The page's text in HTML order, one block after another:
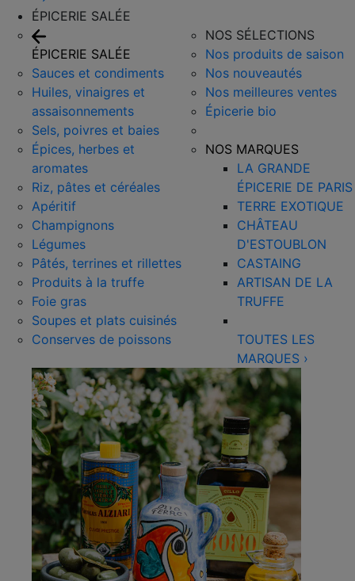
ÉPICERIE SALÉE
ÉPICERIE SALÉE
Sauces et condiments
Huiles, vinaigres et
assaisonnements
Sels, poivres et baies
Épices, herbes et
aromates
Riz, pâtes et céréales
Apéritif
Champignons
Légumes
Pâtés, terrines et rillettes
Produits à la truffe
Foie gras
Soupes et plats cuisinés
Conserves de poissons
NOS SÉLECTIONS
Nos produits de saison
Nos nouveautés
Nos meilleures ventes
Épicerie bio
NOS MARQUES
LA GRANDE
ÉPICERIE DE PARIS
TERRE EXOTIQUE
CHÂTEAU
D'ESTOUBLON
CASTAING
ARTISAN DE LA
TRUFFE
TOUTES LES
MARQUES ›